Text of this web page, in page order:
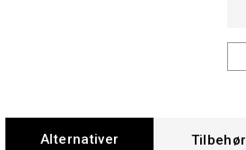
Alternativer Tilbehør